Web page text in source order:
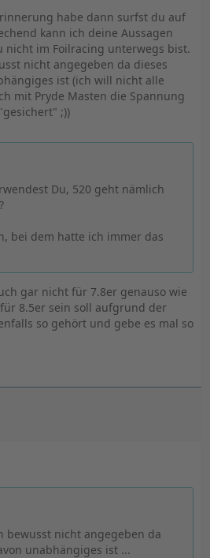
habe dann surfst du auf
kann ich deine Aussagen
nicht im Foilracing unterwegs bist.
nicht angegeben da dieses
ist (ich will nicht alle
mit Pryde Masten die Spannung
;))
Du, 520 geht nämlich
bei dem hatte ich immer das
gar nicht für 7.8er genauso wie
8.5er sein soll aufgrund der
so gehört und gebe es mal so
bewusst nicht angegeben da
unabhängiges ist ...